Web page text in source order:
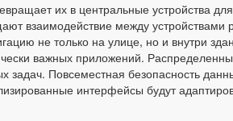
их в центральные устройства
взаимодействие между
не только на улице, но и внутри
важных приложений.
задач. Повсеместная безопасность
интерфейсы будут